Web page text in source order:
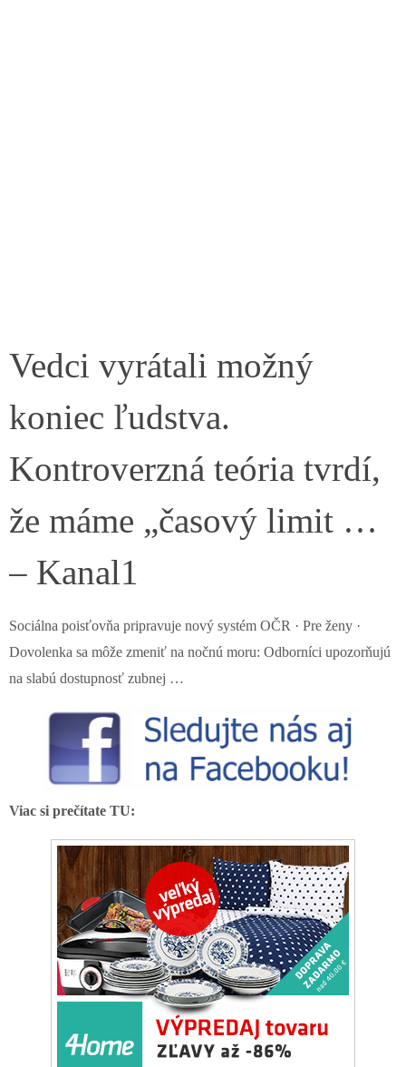
Vedci vyrátali možný
koniec ľudstva.
Kontroverzná teória tvrdí,
že máme „časový limit …
– Kanal1
Sociálna poisťovňa pripravuje nový systém OČR · Pre ženy ·
Dovolenka sa môže zmeniť na nočnú moru: Odborníci upozorňujú
na slabú dostupnosť zubnej …
Viac si prečítate TU: